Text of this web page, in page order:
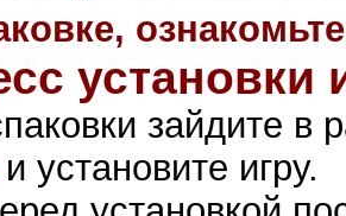
установки
зайдите в
и установите игру.